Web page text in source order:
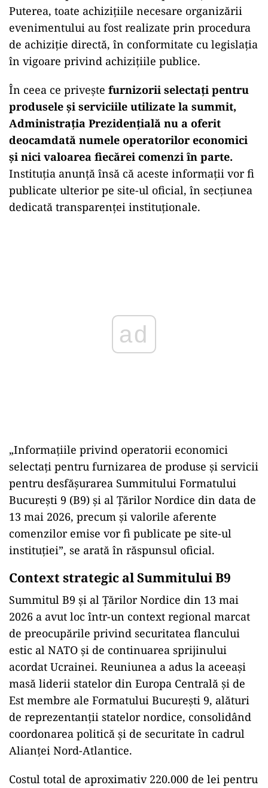
Puterea, toate achizițiile necesare organizării
evenimentului au fost realizate prin procedura
de achiziție directă, în conformitate cu legislația
în vigoare privind achizițiile publice.
În ceea ce privește furnizorii selectați pentru
produsele și serviciile utilizate la summit,
Administrația Prezidențială nu a oferit
deocamdată numele operatorilor economici
și nici valoarea fiecărei comenzi în parte.
Instituția anunță însă că aceste informații vor fi
publicate ulterior pe site-ul oficial, în secțiunea
dedicată transparenței instituționale.
ad
„Informațiile privind operatorii economici
selectați pentru furnizarea de produse și servicii
pentru desfășurarea Summitului Formatului
București 9 (B9) și al Țărilor Nordice din data de
13 mai 2026, precum și valorile aferente
comenzilor emise vor fi publicate pe site-ul
instituției”, se arată în răspunsul oficial.
Context strategic al Summitului B9
Summitul B9 și al Țărilor Nordice din 13 mai
2026 a avut loc într-un context regional marcat
de preocupările privind securitatea flancului
estic al NATO și de continuarea sprijinului
acordat Ucrainei. Reuniunea a adus la aceeași
masă liderii statelor din Europa Centrală și de
Est membre ale Formatului București 9, alături
de reprezentanții statelor nordice, consolidând
coordonarea politică și de securitate în cadrul
Alianței Nord-Atlantice.
Costul total de aproximativ 220.000 de lei pentru